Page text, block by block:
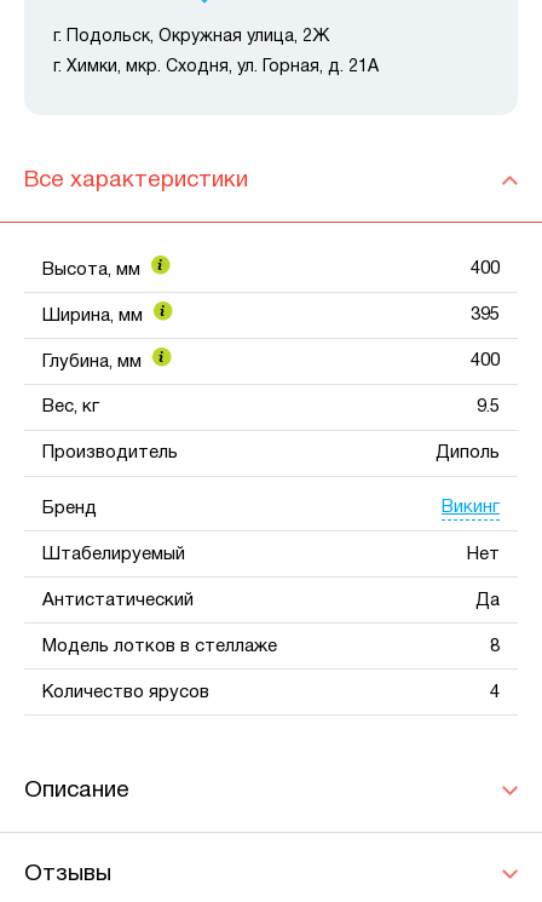
г. Подольск, Окружная улица, 2Ж
г. Химки, мкр. Сходня, ул. Горная, д. 21А
Все характеристики
Высота, мм 400
Ширина, мм 395
Глубина, мм 400
Вес, кг 9.5
Производитель Диполь
Бренд Викинг
Штабелируемый Нет
Антистатический Да
Модель лотков в стеллаже 8
Количество ярусов 4
Описание
Отзывы